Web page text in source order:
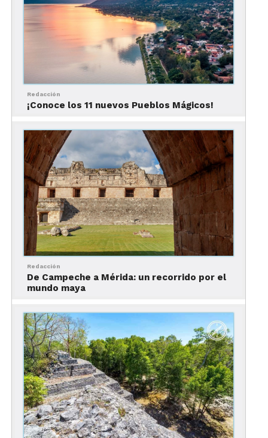
bonitacuenta con este hermoso espectáculo. El
mar que la rodea y su arena de noche emiten
brillosos puntos azules.
Los meses en los que podrás disfrutar de
bioluminiscencia es de julio a enero.
Playas bioluminiscentes
en México –Xpicob,
Campeche
Campeche también cuenta con una de las mejores
playas del país, además tiene el plus de que
Redacción
¡Conoce los 11 nuevos Pueblos Mágicos!
Redacción
De Campeche a Mérida: un recorrido por el
mundo maya